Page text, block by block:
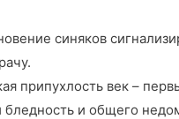
синяков
припухлость век –
и общего